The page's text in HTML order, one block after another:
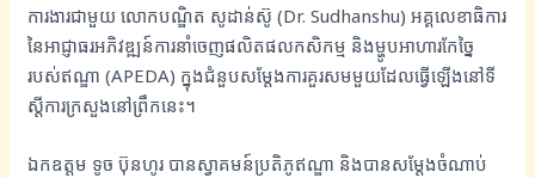
ការងារជាមួយ លោកបណ្ឌិត សូដាន់ស៊ូ (Dr. Sudhanshu) អគ្គលេខាធិការ
នៃអាជ្ញាធរអភិវឌ្ឍន៍ការនាំចេញផលិតផលកសិកម្ម និងម្ហូបអាហារកែច្នៃ
របស់ឥណ្ឌា (APEDA) ក្នុងជំនួបសម្តែងការគួរសមមួយដែលធ្វើឡើងនៅទី
ស្ដីការក្រសួងនៅព្រឹកនេះ។
ឯកឧត្តម ទូច ប៊ុនហូរ បានស្វាគមន៍ប្រតិភូឥណ្ឌា និងបានសម្តែងចំណាប់